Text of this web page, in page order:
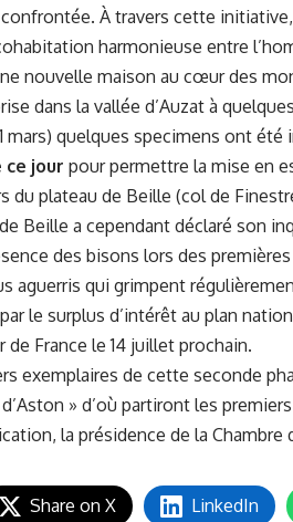
À travers cette
harmonieuse entre
nouvelle maison au cœur des
dans la vallée d’Auzat à
mars) quelques specimens ont
ce jour pour permettre la mise en
du plateau de Beille (col de
Beille a cependant déclaré son
des bisons lors des
aguerris qui grimpent
le surplus d’intérêt au plan
de France le 14 juillet prochain.
exemplaires de cette seconde
» d’où partiront les
la présidence de la Chambre
Share on X LinkedIn